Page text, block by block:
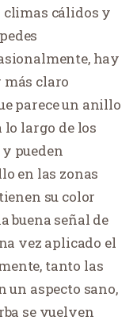
climas cálidos y
hay
más claro
parece un anillo
lo largo de los
pueden
en las zonas
su color
buena señal de
vez aplicado el
tanto las
un aspecto sano,
se vuelven